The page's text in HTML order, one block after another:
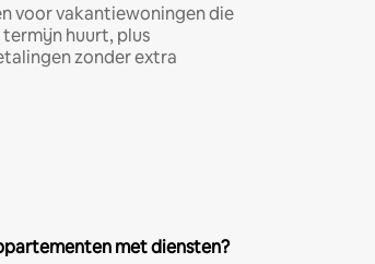
voor vakantiewoningen die
termijn huurt, plus
zonder extra
met diensten?